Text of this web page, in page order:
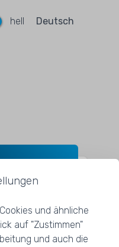
hell
und ähnliche
auf "Zustimmen"
und auch die